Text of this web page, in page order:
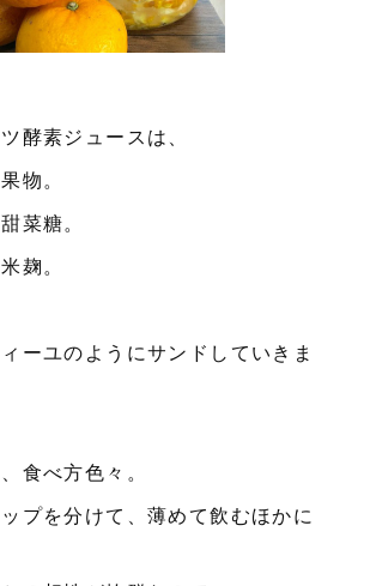
酵素ジュースは、
物。
菜糖。
麹。
ーユのようにサンドしていきま
食べ方色々。
プを分けて、薄めて飲むほかに